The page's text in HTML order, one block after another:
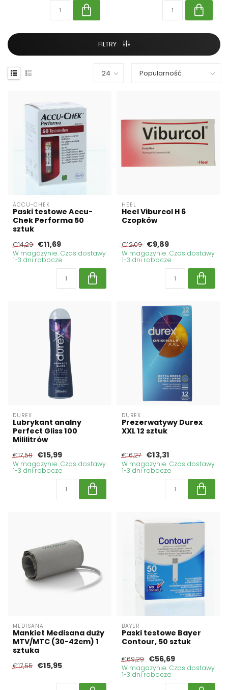
FILTRY
ACCU-CHEK
Paski testowe Accu-
Chek Performa 50
sztuk
€14,29 €11,69
W magazynie. Czas dostawy
1-3 dni robocze
HEEL
Heel Viburcol H 6
Czopków
€12,09 €9,89
W magazynie. Czas dostawy
1-3 dni robocze
DUREX
Lubrykant analny
Perfect Gliss 100
Mililitrów
€17,59 €15,99
W magazynie. Czas dostawy
1-3 dni robocze
DUREX
Prezerwatywy Durex
XXL 12 sztuk
€16,27 €13,31
W magazynie. Czas dostawy
1-3 dni robocze
MEDISANA
Mankiet Medisana duży
MTV/MTC (30-42cm) 1
sztuka
€17,55 €15,95
BAYER
Paski testowe Bayer
Contour, 50 sztuk
€69,29 €56,69
W magazynie. Czas dostawy
1-3 dni robocze